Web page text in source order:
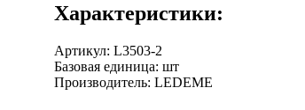
Характеристики:
Артикул: L3503-2
Базовая единица: шт
Производитель: LEDEME